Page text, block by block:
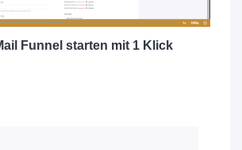
Funnel starten mit 1 Klick